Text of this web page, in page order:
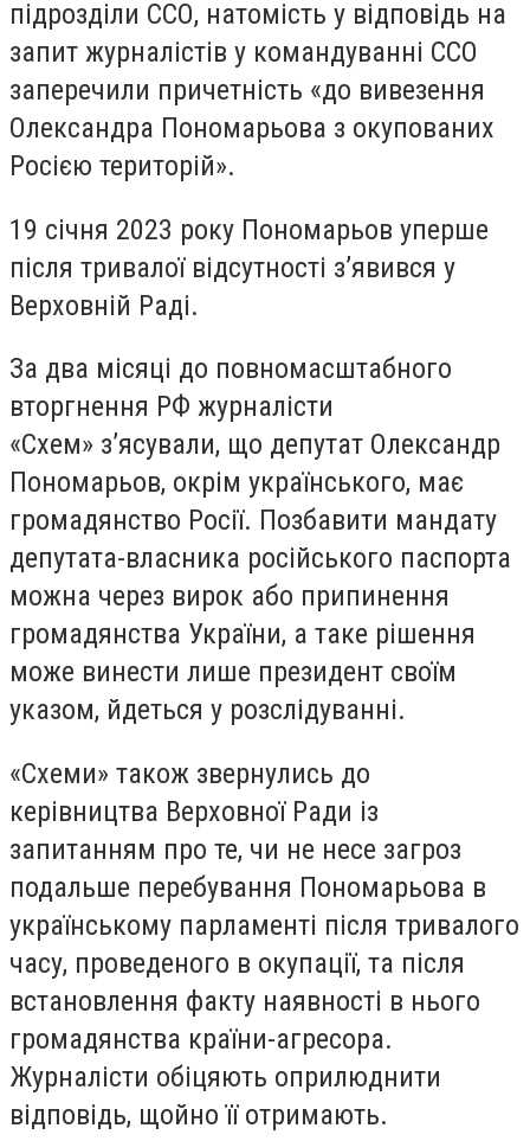
підрозділи ССО, натомість у відповідь на
запит журналістів у командуванні ССО
заперечили причетність «до вивезення
Олександра Пономарьова з окупованих
Росією територій».
19 січня 2023 року Пономарьов уперше
після тривалої відсутності з’явився у
Верховній Раді.
За два місяці до повномасштабного
вторгнення РФ журналісти
«Схем» з’ясували, що депутат Олександр
Пономарьов, окрім українського, має
громадянство Росії. Позбавити мандату
депутата-власника російського паспорта
можна через вирок або припинення
громадянства України, а таке рішення
може винести лише президент своїм
указом, йдеться у розслідуванні.
«Схеми» також звернулись до
керівництва Верховної Ради із
запитанням про те, чи не несе загроз
подальше перебування Пономарьова в
українському парламенті після тривалого
часу, проведеного в окупації, та після
встановлення факту наявності в нього
громадянства країни-агресора.
Журналісти обіцяють оприлюднити
відповідь, щойно її отримають.